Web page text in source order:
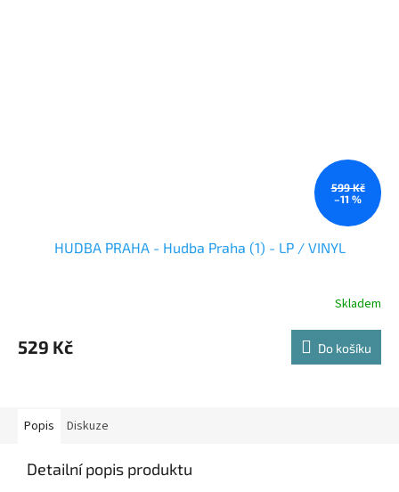
599 Kč
–11 %
HUDBA PRAHA - Hudba Praha (1) - LP / VINYL
Skladem
529 Kč Do košíku
Popis Diskuze
Detailní popis produktu